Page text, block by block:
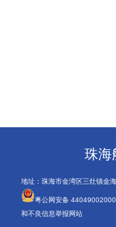
珠海
地址：珠海市金湾区三灶镇
粤公网安备
和不良信息举报网站